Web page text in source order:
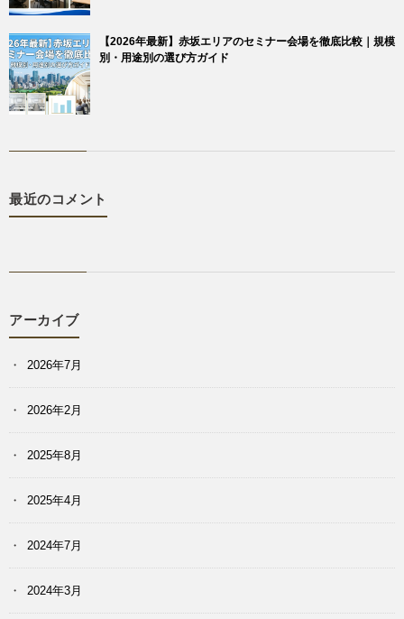
【2026年最新】赤坂エリアのセミナー会場を徹底比較｜規模
別・用途別の選び方ガイド
最近のコメント
アーカイブ
2026年7月
2026年2月
2025年8月
2025年4月
2024年7月
2024年3月